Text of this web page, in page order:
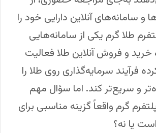
و سامانه‌های آنلاین دارایی خود را
طلا گرم یکی از سامانه‌هایی
و فروش آنلاین طلا فعالیت
فرآیند سرمایه‌گذاری روی طلا را
و سریع‌تر کند. اما سؤال مهم
گرم واقعاً گزینه مناسبی برای
یا نه؟